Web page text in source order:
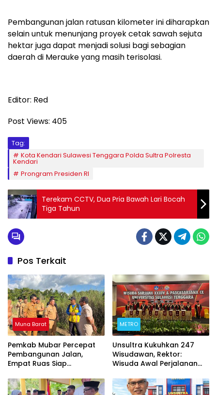
Pembangunan jalan ratusan kilometer ini diharapkan
selain untuk menunjang proyek cetak sawah sejuta
hektar juga dapat menjadi solusi bagi sebagian
daerah di Merauke yang masih terisolasi.
Editor: Red
Post Views: 405
Tag:
Kota Kendari Sulawesi Tenggara Polda Sultra Polresta
Kendari
Prongram Presiden RI
Terekam CCTV, Dua Pria Bawah Lari Bocah
Tiga Tahun
Pos Terkait
Muna Barat
Pemkab Mubar Percepat
Pembangunan Jalan,
Empat Ruas Siap
METRO
‎Unsultra Kukuhkan 247
Wisudawan, Rektor:
Wisuda Awal Perjalanan